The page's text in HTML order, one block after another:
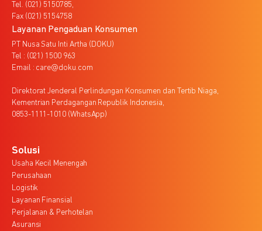
Tel. (021) 5150785,
Fax (021) 5154758
Layanan Pengaduan Konsumen
PT Nusa Satu Inti Artha (DOKU)
Tel : (021) 1500 963
Email : care@doku.com
Direktorat Jenderal Perlindungan Konsumen dan Tertib Niaga,
Kementrian Perdagangan Republik Indonesia,
0853-1111-1010 (WhatsApp)
Solusi
Usaha Kecil Menengah
Perusahaan
Logistik
Layanan Finansial
Perjalanan & Perhotelan
Asuransi